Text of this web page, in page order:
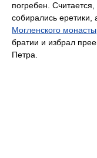
погребен.
собирались еретики,
Могленского
братии и избрал
Петра.